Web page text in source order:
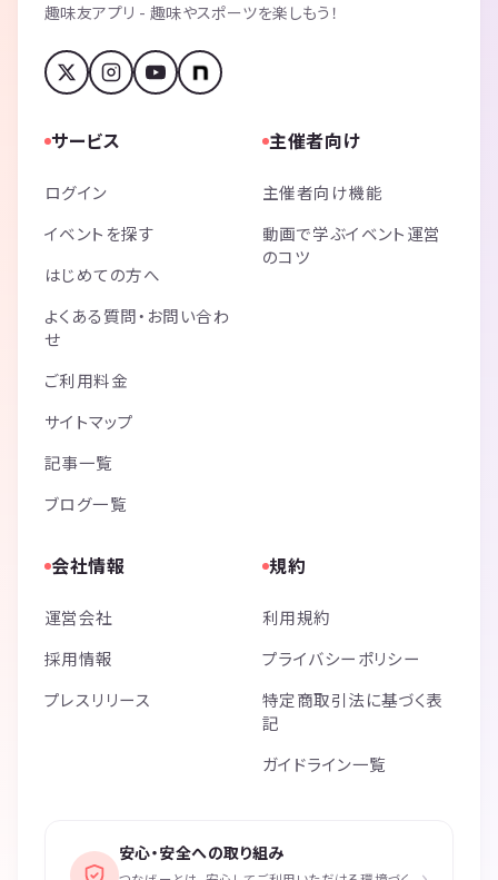
趣味友アプリ - 趣味やスポーツを楽しもう！
サービス
ログイン
イベントを探す
はじめての方へ
よくある質問・お問い合わ
せ
ご利用料金
サイトマップ
記事一覧
ブログ一覧
主催者向け
主催者向け機能
動画で学ぶイベント運営
のコツ
会社情報
運営会社
採用情報
プレスリリース
規約
利用規約
プライバシーポリシー
特定商取引法に基づく表
記
ガイドライン一覧
安心・安全への取り組み